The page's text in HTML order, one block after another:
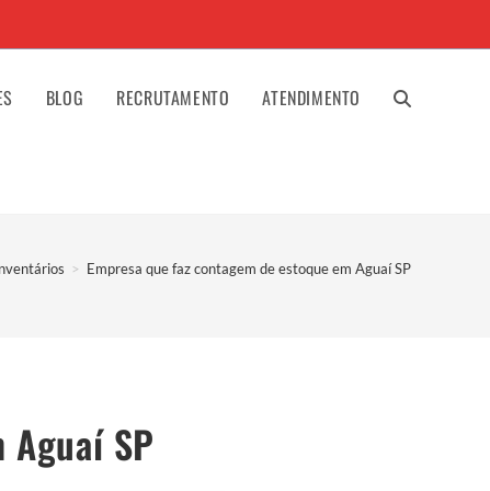
BLOG RECRUTAMENTO ATENDIMENTO ALTERNAR
> Empresa que faz contagem de estoque em Aguaí SP
SP